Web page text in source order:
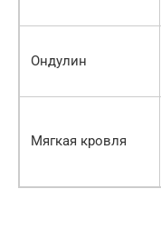
Ондулин
Мягкая кровля